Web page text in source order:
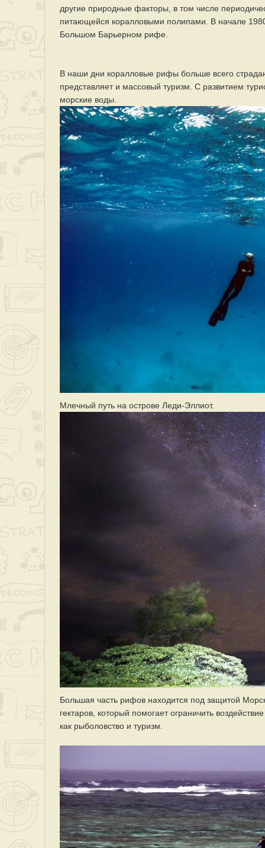
другие природные факторы, в том числе
питающейся коралловыми полипами. В начале
Большом Барьерном рифе.
В наши дни коралловые рифы больше всего
представляет и массовый туризм. С развитием
морские воды.
Млечный путь на острове Леди-Эллиот.
Большая часть рифов находится под защитой
гектаров, который помогает ограничить
как рыболовство и туризм.